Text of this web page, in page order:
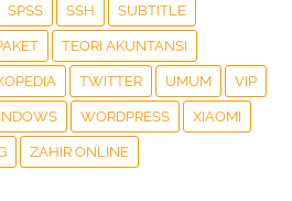
SPSS SSH SUBTITLE
TEORI AKUNTANSI
TWITTER UMUM VIP
WORDPRESS XIAOMI
ZAHIR ONLINE